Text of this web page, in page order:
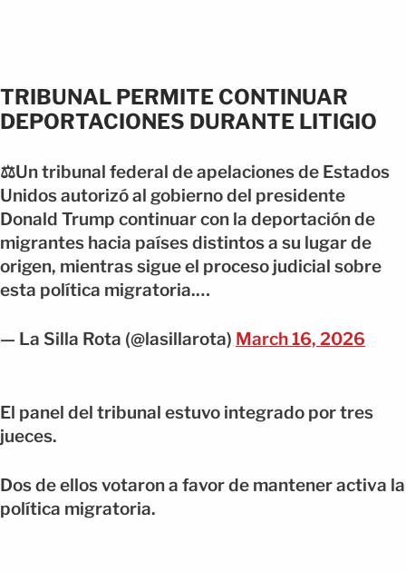
TRIBUNAL PERMITE CONTINUAR
DEPORTACIONES DURANTE LITIGIO
⚖️Un tribunal federal de apelaciones de Estados
Unidos autorizó al gobierno del presidente
Donald Trump continuar con la deportación de
migrantes hacia países distintos a su lugar de
origen, mientras sigue el proceso judicial sobre
esta política migratoria.…
— La Silla Rota (@lasillarota) March 16, 2026
El panel del tribunal estuvo integrado por tres
jueces.
Dos de ellos votaron a favor de mantener activa la
política migratoria.